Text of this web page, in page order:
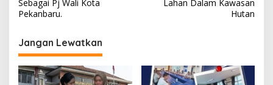
v
i
g
a
s
Sebagai Pj Wali Kota
Pekanbaru.
Lahan Dalam Kawasan
Hutan
Jangan Lewatkan